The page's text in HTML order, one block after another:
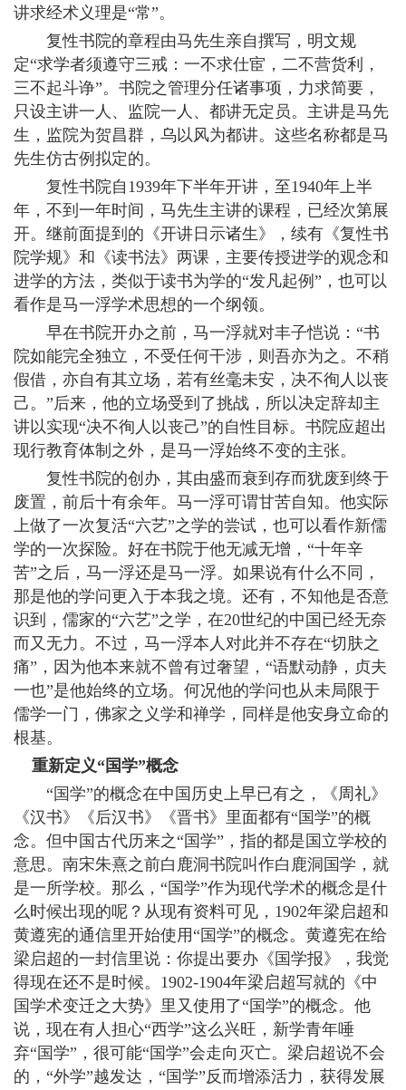
讲求经术义理是“常”。
复性书院的章程由马先生亲自撰写，明文规
定“求学者须遵守三戒：一不求仕宦，二不营货利，
三不起斗诤”。书院之管理分任诸事项，力求简要，
只设主讲一人、监院一人、都讲无定员。主讲是马先
生，监院为贺昌群，乌以风为都讲。这些名称都是马
先生仿古例拟定的。
复性书院自1939年下半年开讲，至1940年上半
年，不到一年时间，马先生主讲的课程，已经次第展
开。继前面提到的《开讲日示诸生》，续有《复性书
院学规》和《读书法》两课，主要传授进学的观念和
进学的方法，类似于读书为学的“发凡起例”，也可以
看作是马一浮学术思想的一个纲领。
早在书院开办之前，马一浮就对丰子恺说：“书
院如能完全独立，不受任何干涉，则吾亦为之。不稍
假借，亦自有其立场，若有丝毫未安，决不徇人以丧
己。”后来，他的立场受到了挑战，所以决定辞却主
讲以实现“决不徇人以丧己”的自性目标。书院应超出
现行教育体制之外，是马一浮始终不变的主张。
复性书院的创办，其由盛而衰到存而犹废到终于
废置，前后十有余年。马一浮可谓甘苦自知。他实际
上做了一次复活“六艺”之学的尝试，也可以看作新儒
学的一次探险。好在书院于他无减无增，“十年辛
苦”之后，马一浮还是马一浮。如果说有什么不同，
那是他的学问更入于本我之境。还有，不知他是否意
识到，儒家的“六艺”之学，在20世纪的中国已经无奈
而又无力。不过，马一浮本人对此并不存在“切肤之
痛”，因为他本来就不曾有过奢望，“语默动静，贞夫
一也”是他始终的立场。何况他的学问也从未局限于
儒学一门，佛家之义学和禅学，同样是他安身立命的
根基。
重新定义“国学”概念
“国学”的概念在中国历史上早已有之，《周礼》
《汉书》《后汉书》《晋书》里面都有“国学”的概
念。但中国古代历来之“国学”，指的都是国立学校的
意思。南宋朱熹之前白鹿洞书院叫作白鹿洞国学，就
是一所学校。那么，“国学”作为现代学术的概念是什
么时候出现的呢？从现有资料可见，1902年梁启超和
黄遵宪的通信里开始使用“国学”的概念。黄遵宪在给
梁启超的一封信里说：你提出要办《国学报》，我觉
得现在还不是时候。1902-1904年梁启超写就的《中
国学术变迁之大势》里又使用了“国学”的概念。他
说，现在有人担心“西学”这么兴旺，新学青年唾
弃“国学”，很可能“国学”会走向灭亡。梁启超说不会
的，“外学”越发达，“国学”反而增添活力，获得发展